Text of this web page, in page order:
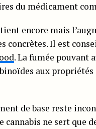
du médicament
encore mais
concrètes. Il est
. La fumée pouvant
aux
de base reste
cannabis ne sert que